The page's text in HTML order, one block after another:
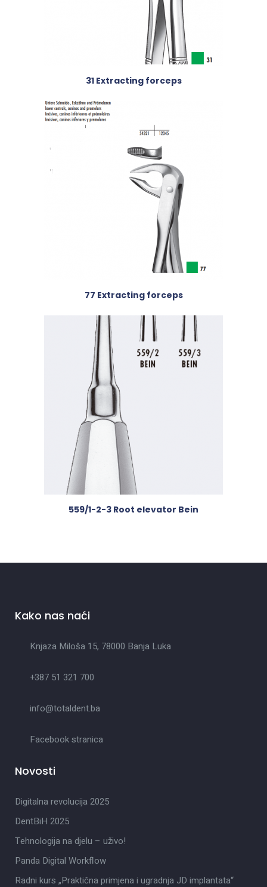
31 Extracting forceps
77 Extracting forceps
559/1-2-3 Root elevator Bein
Kako nas naći
Knjaza Miloša 15, 78000 Banja Luka
+387 51 321 700
info@totaldent.ba
Facebook stranica
Novosti
Digitalna revolucija 2025
DentBiH 2025
Tehnologija na djelu – uživo!
Panda Digital Workflow
Radni kurs „Praktična primjena i ugradnja JD implantata“